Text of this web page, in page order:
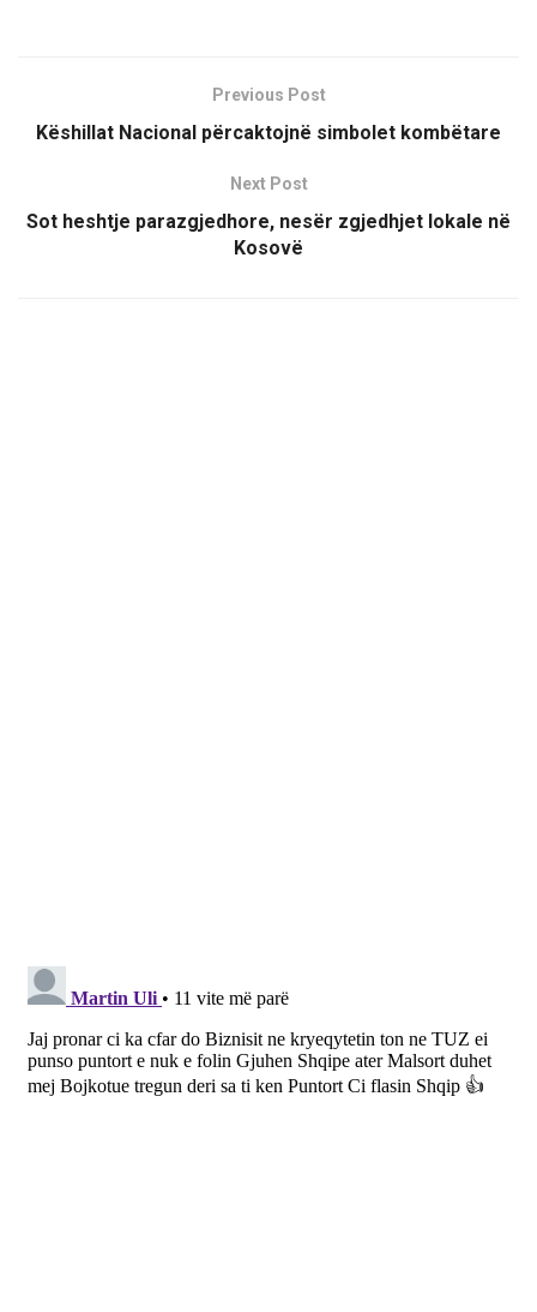
Previous Post
Këshillat Nacional përcaktojnë simbolet kombëtare
Next Post
Sot heshtje parazgjedhore, nesër zgjedhjet lokale në
Kosovë